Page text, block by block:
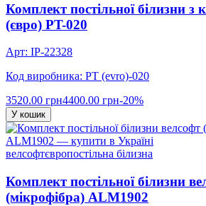
Комплект постільної білизни
(євро) PT-020
Арт: IP-22328
Код виробника: PT (evro)-020
3520.00 грн4400.00 грн-20%
У кошик
велсофтєвропостільна білизна
Комплект постільної білизни
(мікрофібра) ALM1902